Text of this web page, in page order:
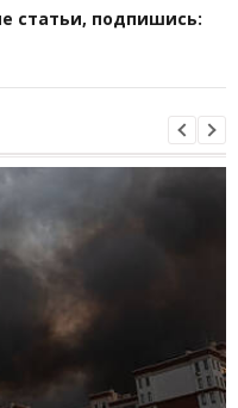
статьи, подпишись: